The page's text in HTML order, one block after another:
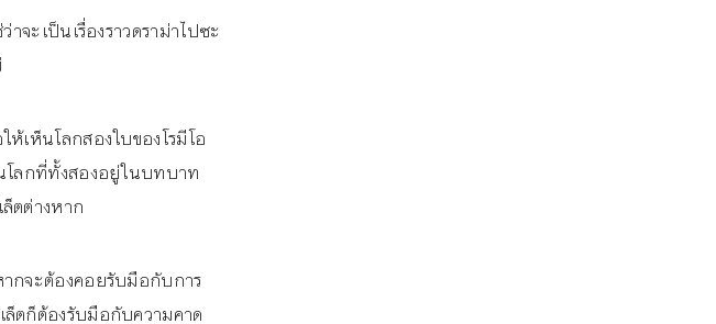
จะเป็นเรื่องราวดราม่าไปซะ
เห็นโลกสองใบของโรมีโอ
โลกที่ทั้งสองอยู่ในบทบาท
ตต่างหาก
ากจะต้องคอยรับมือกับการ
ตก็ต้องรับมือกับความคาด